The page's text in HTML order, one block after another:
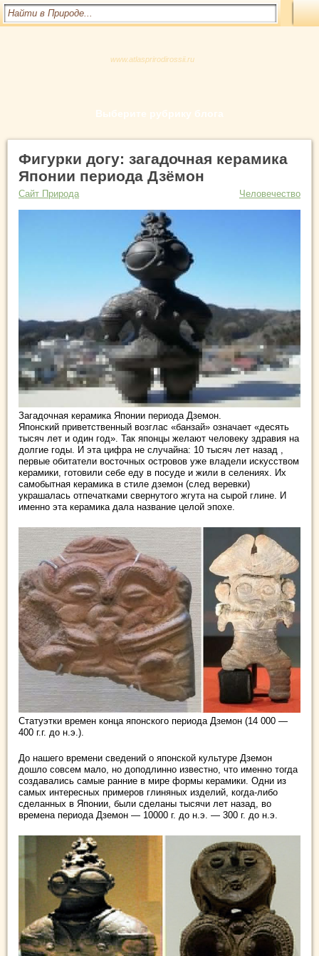
www.atlasprirodirossii.ru
Выберите рубрику блога
Фигурки догу: загадочная керамика
Японии периода Дзёмон
Сайт Природа Человечество
Загадочная керамика Японии периода Дземон.
Японский приветственный возглас «банзай» означает «десять
тысяч лет и один год». Так японцы желают человеку здравия на
долгие годы. И эта цифра не случайна: 10 тысяч лет назад ,
первые обитатели восточных островов уже владели искусством
керамики, готовили себе еду в посуде и жили в селениях. Их
самобытная керамика в стиле дземон (след веревки)
украшалась отпечатками свернутого жгута на сырой глине. И
именно эта керамика дала название целой эпохе.
Статуэтки времен конца японского периода Дземон (14 000 —
400 г.г. до н.э.).
До нашего времени сведений о японской культуре Дземон
дошло совсем мало, но доподлинно известно, что именно тогда
создавались самые ранние в мире формы керамики. Одни из
самых интересных примеров глиняных изделий, когда-либо
сделанных в Японии, были сделаны тысячи лет назад, во
времена периода Дземон — 10000 г. до н.э. — 300 г. до н.э.